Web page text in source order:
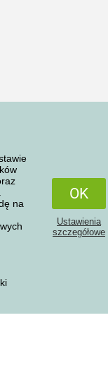
na
OK
Ustawienia
szczegółowe